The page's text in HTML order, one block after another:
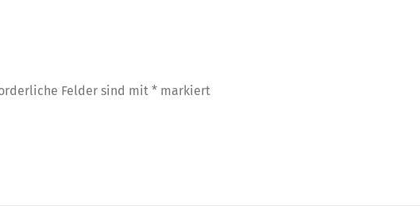
Felder sind mit * markiert